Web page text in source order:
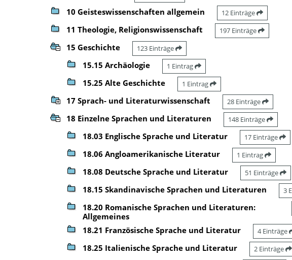
10 Geisteswissenschaften allgemein 12 Einträge
11 Theologie, Religionswissenschaft 197 Einträge
15 Geschichte 123 Einträge
15.15 Archäologie 1 Eintrag
15.25 Alte Geschichte 1 Eintrag
17 Sprach- und Literaturwissenschaft 28 Einträge
18 Einzelne Sprachen und Literaturen 148 Einträge
18.03 Englische Sprache und Literatur 17 Einträge
18.06 Angloamerikanische Literatur 1 Eintrag
18.08 Deutsche Sprache und Literatur 51 Einträge
18.15 Skandinavische Sprachen und Literaturen 3
18.20 Romanische Sprachen und Literaturen:
Allgemeines
18.21 Französische Sprache und Literatur 4 Einträge
18.25 Italienische Sprache und Literatur 2 Einträge